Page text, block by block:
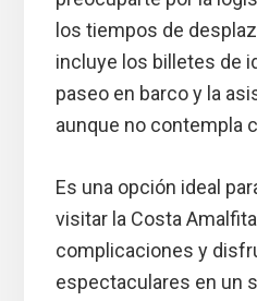
los tiempos de
incluye los billetes de
paseo en barco y la
aunque no contempla
Es una opción ideal
visitar la Costa
complicaciones y
espectaculares en un